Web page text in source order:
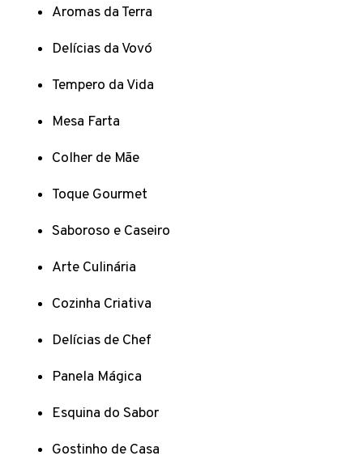
Aromas da Terra
Delícias da Vovó
Tempero da Vida
Mesa Farta
Colher de Mãe
Toque Gourmet
Saboroso e Caseiro
Arte Culinária
Cozinha Criativa
Delícias de Chef
Panela Mágica
Esquina do Sabor
Gostinho de Casa